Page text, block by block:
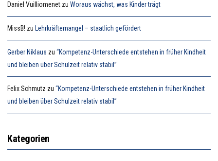
Daniel Vuilliomenet zu Woraus wächst, was Kinder trägt
MissB! zu Lehrkräftemangel – staatlich gefördert
Gerber Niklaus zu “Kompetenz-Unterschiede entstehen in früher Kindheit
und bleiben über Schulzeit relativ stabil”
Felix Schmutz zu “Kompetenz-Unterschiede entstehen in früher Kindheit
und bleiben über Schulzeit relativ stabil”
Kategorien